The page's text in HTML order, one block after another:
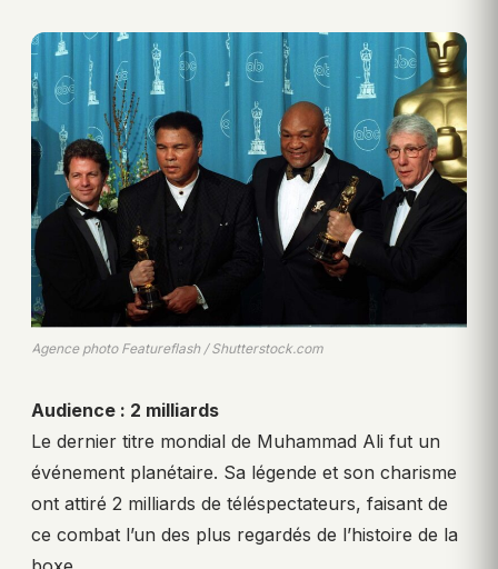
Agence photo Featureflash / Shutterstock.com
Audience : 2 milliards
Le dernier titre mondial de Muhammad Ali fut un
événement planétaire. Sa légende et son charisme
ont attiré 2 milliards de téléspectateurs, faisant de
ce combat l’un des plus regardés de l’histoire de la